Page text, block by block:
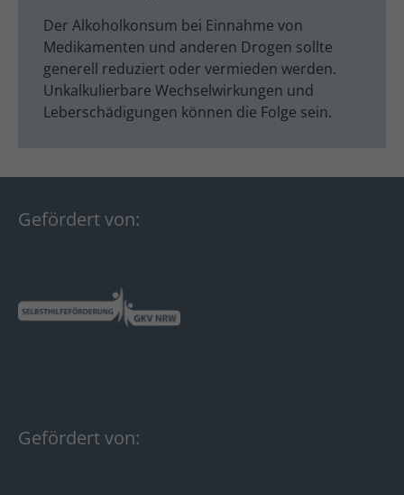
Der Alkoholkonsum bei Einnahme von
Medikamenten und anderen Drogen sollte
generell reduziert oder vermieden werden.
Unkalkulierbare Wechselwirkungen und
Leberschädigungen können die Folge sein.
Gefördert von:
Gefördert von: